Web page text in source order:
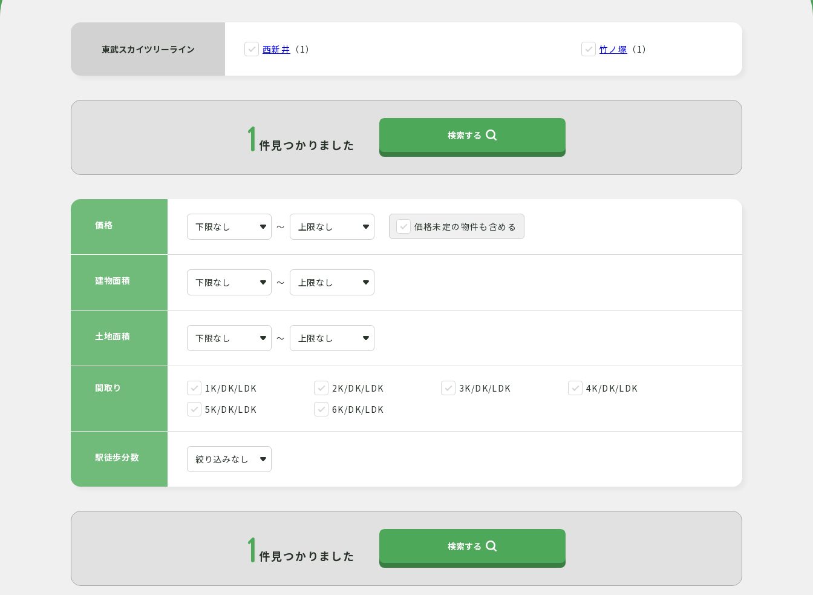
東武スカイツリーライン 西新井 （1） 竹ノ塚 （1）
1 件見つかりました
検索する
価格 ～ 価格未定の物件も含める
建物面積 ～
土地面積 ～
間取り 1K/DK/LDK 2K/DK/LDK 3K/DK/LDK
4K/DK/LDK
5K/DK/LDK
6K/DK/LDK
駅徒歩分数
1 件見つかりました
検索する